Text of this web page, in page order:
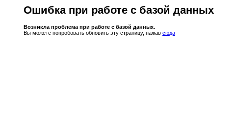
Ошибка при работе с базой данных
Возникла проблема при работе с базой данных.
Вы можете попробовать обновить эту страницу, нажав сюда